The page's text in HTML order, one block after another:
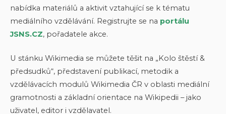
nabídka materiálů a aktivit vztahující se k tématu
mediálního vzdělávání. Registrujte se na portálu
JSNS.CZ, pořadatele akce.
U stánku Wikimedia se můžete těšit na „Kolo štěstí &
předsudků“, představení publikací, metodik a
vzdělávacích modulů Wikimedia ČR v oblasti mediální
gramotnosti a základní orientace na Wikipedii – jako
uživatel, editor i vzdělavatel.